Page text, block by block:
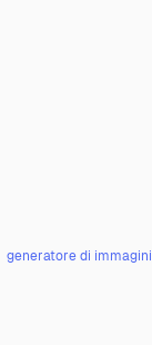
generatore di immagini